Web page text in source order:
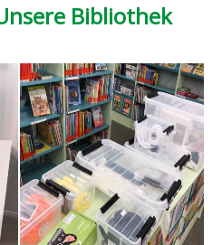
Bibliothek